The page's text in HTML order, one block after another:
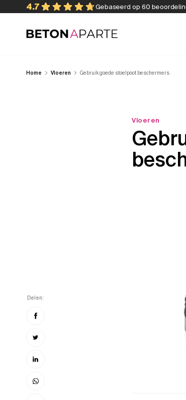
4.7 Gebaseerd op 60
Beton Aparte
Home Vloeren Gebruik goede stoelpoot beschermers.
Vloeren
Delen: